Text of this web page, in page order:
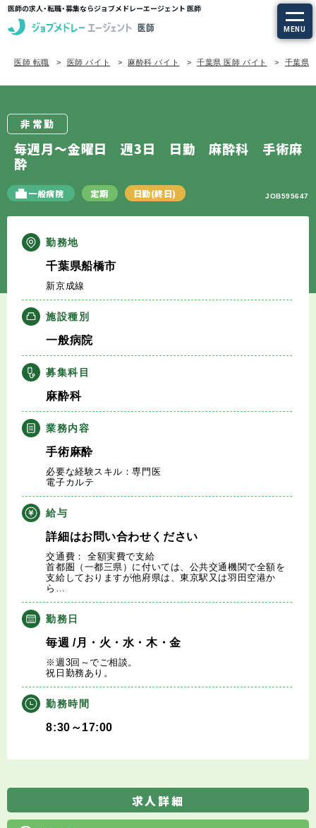
医師の求人・転職・募集ならジョブメドレーエージェント 医師
MENU
求人を探す
定期非常勤の求人
エージェントサービスTOP
サービスの流れ
キャリアアドバイザー紹介
医師の求人・転職Q&A
知りたい・聞きたい
転職成功事例
医師の転職マニュアル
データで見る医師の平均年収
医師に役立つ取材記事
大学医局紹介
医師 転職 医師 バイト 麻酔科 バイト 千葉県 医師 バイト 千葉県/
非常勤
毎週月～金曜日 週3日 日勤 麻酔科 手術麻
酔
一般病院 定期 日勤(終日) JOB595647
勤務地
千葉県船橋市
新京成線
施設種別
一般病院
募集科目
麻酔科
業務内容
手術麻酔
必要な経験スキル：専門医
電子カルテ
給与
詳細はお問い合わせください
交通費： 全額実費で支給
首都圏（一都三県）に付いては、公共交通機関で全額を
支給しておりますが他府県は、東京駅又は羽田空港か
ら…
勤務日
毎週 /月・火・水・木・金
※週3回～でご相談。
祝日勤務あり。
勤務時間
8:30～17:00
求人詳細